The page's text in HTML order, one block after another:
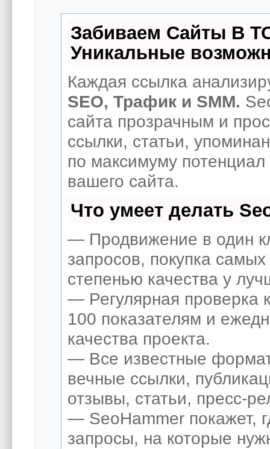
Забиваем Сайты В
Уникальные
Каждая ссылка
SEO, Трафик и SMM.
сайта прозрачным и
ссылки, статьи,
по максимуму
вашего сайта.
Что умеет делать
— Продвижение в один
запросов, покупка
степенью качества у
— Регулярная проверка
100 показателям и
качества проекта.
— Все известные
вечные ссылки,
отзывы, статьи, пресс-
— SeoHammer покажет,
запросы, на которые